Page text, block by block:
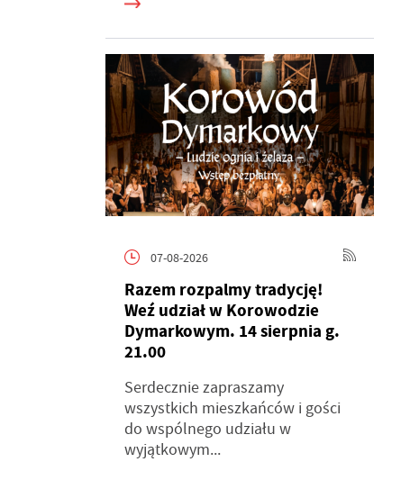
07-08-2026
Razem rozpalmy tradycję!
Weź udział w Korowodzie
Dymarkowym. 14 sierpnia g.
21.00
Serdecznie zapraszamy
wszystkich mieszkańców i gości
do wspólnego udziału w
wyjątkowym...